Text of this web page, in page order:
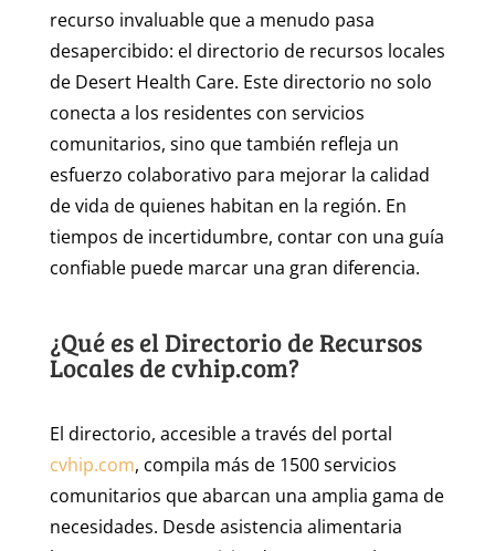
recurso invaluable que a menudo pasa
desapercibido: el directorio de recursos locales
de Desert Health Care. Este directorio no solo
conecta a los residentes con servicios
comunitarios, sino que también refleja un
esfuerzo colaborativo para mejorar la calidad
de vida de quienes habitan en la región. En
tiempos de incertidumbre, contar con una guía
confiable puede marcar una gran diferencia.
¿Qué es el Directorio de Recursos
Locales de cvhip.com?
El directorio, accesible a través del portal
cvhip.com, compila más de 1500 servicios
comunitarios que abarcan una amplia gama de
necesidades. Desde asistencia alimentaria